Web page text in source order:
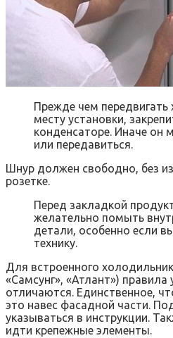
Прежде чем передвигать
месту установки,
конденсаторе. Иначе он
или передавиться.
Шнур должен свободно, без
розетке.
Перед закладкой
желательно помыть
детали, особенно если
технику.
Для встроенного
«Самсунг», «Атлант») правила
отличаются. Единственное,
это навес фасадной части.
указываться в инструкции.
идти крепежные элементы.